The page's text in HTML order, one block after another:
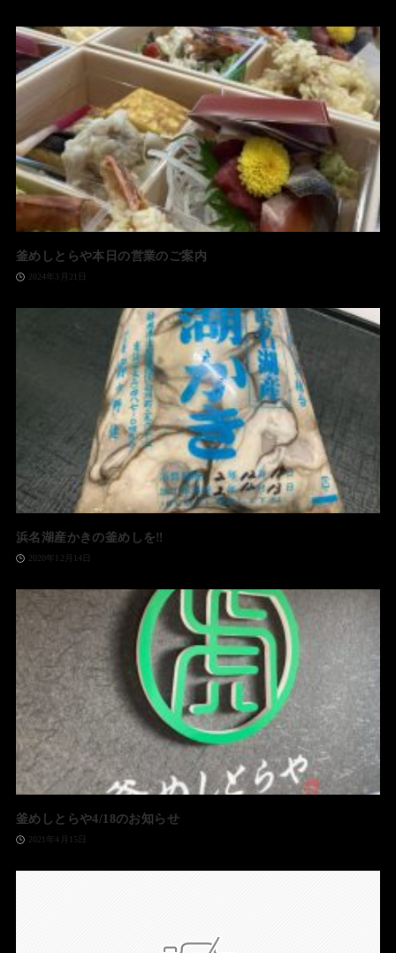
釜めしとらや本日の営業のご案内
2024年3月21日
浜名湖産かきの釜めしを‼️
2020年12月14日
釜めしとらや4/18のお知らせ
2021年4月15日